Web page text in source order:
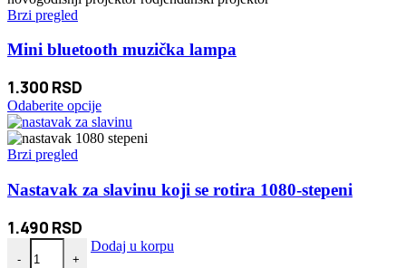
Brzi pregled
Mini bluetooth muzička lampa
1.300 RSD
Odaberite opcijeOvaj
proizvod
ima
Opcije
mogu
na
Brzi pregled
Nastavak za slavinu koji se rotira 1080-stepeni
1.490 RSD
-
Nastavak za slavinu koji se rotira 1080-stepeni količina
+
Dodaj u korpu